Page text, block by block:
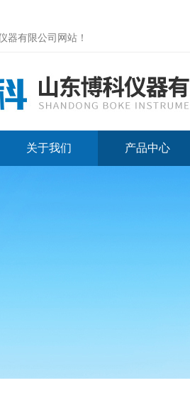
器有限公司网站 ！
关于我们 产品中心